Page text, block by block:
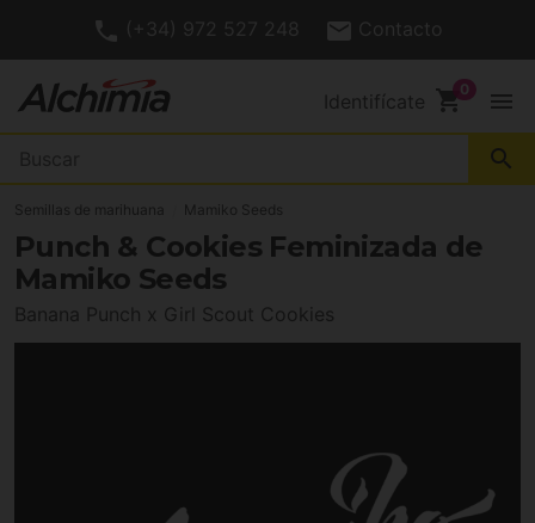
(+34) 972 527 248 Contacto
Identifícate shopping_cart menu
search
Semillas de marihuana Mamiko Seeds
Punch & Cookies Feminizada de
Mamiko Seeds
Banana Punch x Girl Scout Cookies